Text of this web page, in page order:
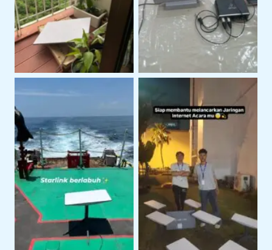
Lokasi Klien
Area Terbuka
Penggunaan Starlink di
Area Perairan
Penggunaan Starlink
Untuk Kegiatan
Lapangan